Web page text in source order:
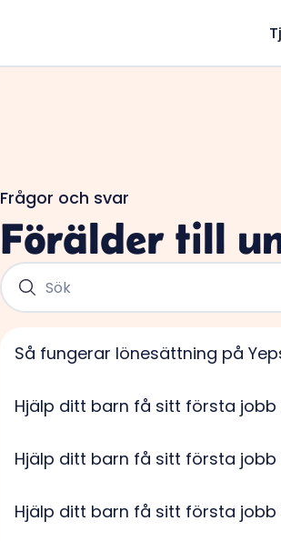
Frågor och svar
Förälder till
Så fungerar lönesättning på
Hjälp ditt barn få sitt första jobb
Hjälp ditt barn få sitt första
Hjälp ditt barn få sitt första